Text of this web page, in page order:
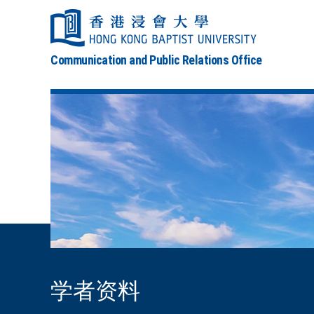
Communication and Public Relations Office
学者资料